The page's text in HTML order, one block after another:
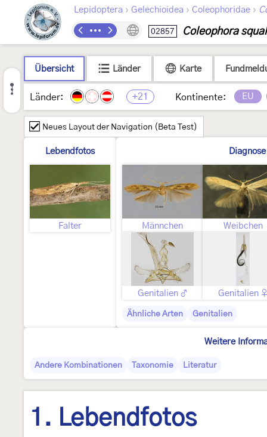
Lepidoptera › Gelechioidea › Coleophoridae ›
02857 Coleophora
Übersicht Länder Karte
Länder: +21 Kontinente: EU
Neues Layout der Navigation (Beta Test)
Lebendfotos
Falter
Diagnose
Männchen Weibchen
Genitalien ♂ Genitalien ♀
Ähnliche Arten Genitalien
Weitere
Andere Kombinationen Taxonomie Literatur
1. Lebendfotos